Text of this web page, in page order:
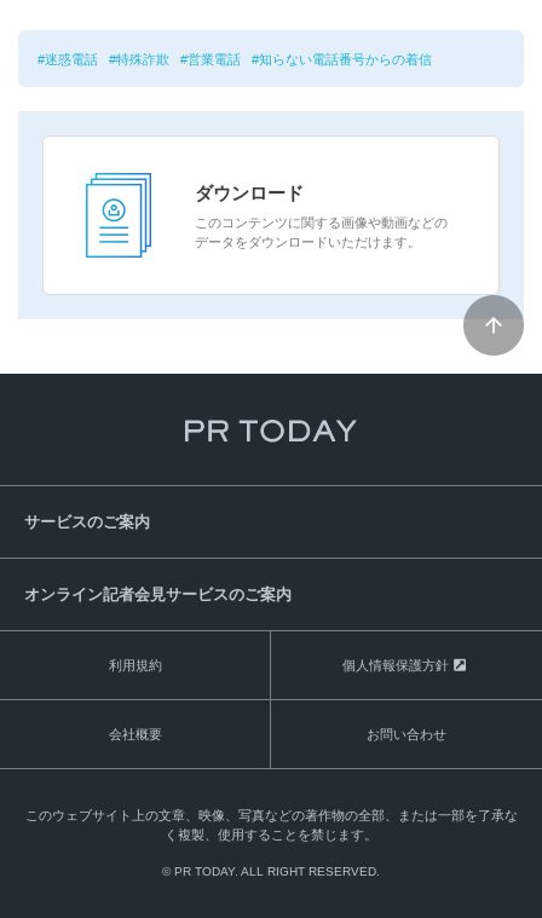
迷惑電話 特殊詐欺 営業電話 知らない電話番号からの着信
ダウンロード
このコンテンツに関する画像や動画などの
データをダウンロードいただけます。
サービスのご案内
オンライン記者会見サービスのご案内
利用規約 個人情報保護方針
会社概要 お問い合わせ
このウェブサイト上の文章、映像、写真などの著作物の全部、または一部を了承な
く複製、使用することを禁じます。
© PR TODAY. ALL RIGHT RESERVED.